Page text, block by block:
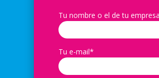
Tu nombre o el de tu
Tu e-mail*